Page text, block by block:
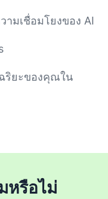
ามเชื่อมโยงของ AI
ริยะของคุณใน
หรือไม่